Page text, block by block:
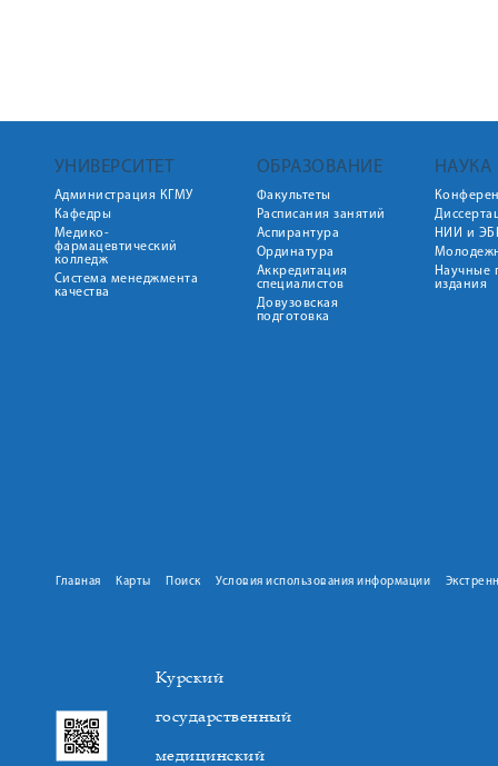
УНИВЕРСИТЕТ
Администрация КГМУ
Кафедры
Медико-
фармацевтический
колледж
Система менеджмента
качества
ОБРАЗОВАНИЕ
Факультеты
Расписания занятий
Аспирантура
Ординатура
Аккредитация
специалистов
Довузовская
подготовка
НАУКА
НИИ и
Научные
издания
Главная Карты Поиск Условия использования информации
Курский
государственный
медицинский